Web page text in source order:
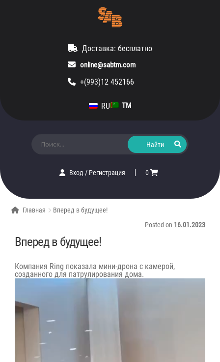
Доставка: бесплатно
online@sabtm.com
+(993)12 452166
RU TM
Вход/ Регистрация 0
Главная
Вперед в будущее!
Posted on 16.01.2023
Вперед в будущее!
Компания Ring показала мини-дрона с камерой,
созданного для патрулирования дома.